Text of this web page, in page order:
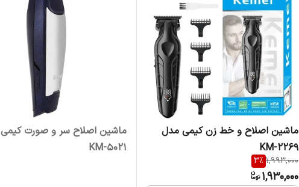
ماشین اصلاح و خط زن کیمی مدل
KM-2269
1,993,000
3%
1,930,000
ماشین اصلاح سر و صورت
KM-5021